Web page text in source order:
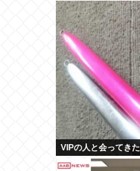
VIPの人と会ってきた